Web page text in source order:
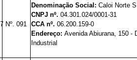
Nº. 091
Denominação Social: Caloi Norte
CNPJ nº.04.301.024/0001-31
CCA nº.06.200.159-0
Endereço:Avenida Abiurana, 150 -
Industrial